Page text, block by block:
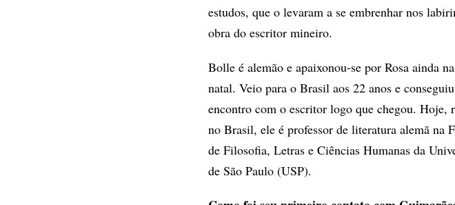
estudos, que o levaram a se embrenhar nos
obra do escritor mineiro.
Bolle é alemão e apaixonou-se por Rosa ainda
natal. Veio para o Brasil aos 22 anos e
encontro com o escritor logo que chegou. Hoje,
no Brasil, ele é professor de literatura alemã na
de Filosofia, Letras e Ciências Humanas da
de São Paulo (USP).